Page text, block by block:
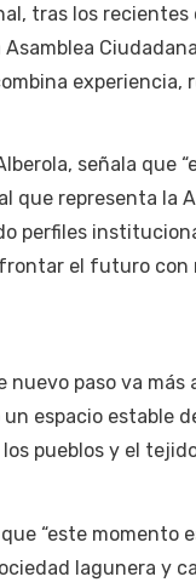
tras los recientes
señala que
que representa la
perfiles
el futuro con
paso va
espacio estable
pueblos y el
“este
lagunera y